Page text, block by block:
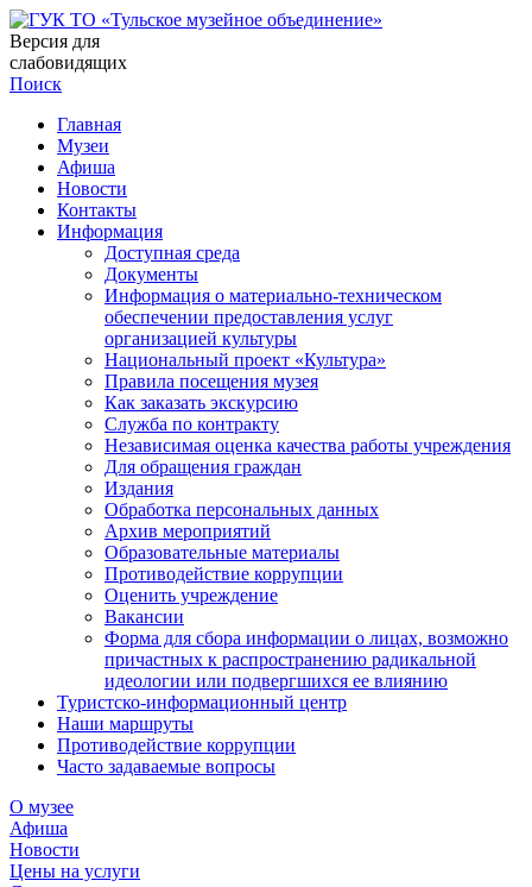
Версия для
слабовидящих
Поиск
Главная
Музеи
Афиша
Новости
Контакты
Информация
Доступная среда
Документы
Информация о материально-техническом
обеспечении предоставления услуг
организацией культуры
Национальный проект «Культура»
Правила посещения музея
Как заказать экскурсию
Служба по контракту
Независимая оценка качества работы учреждения
Для обращения граждан
Издания
Обработка персональных данных
Архив мероприятий
Образовательные материалы
Противодействие коррупции
Оценить учреждение
Вакансии
Форма для сбора информации о лицах, возможно
причастных к распространению радикальной
идеологии или подвергшихся ее влиянию
Туристско-информационный центр
Наши маршруты
Противодействие коррупции
Часто задаваемые вопросы
О музее
Афиша
Новости
Цены на услуги